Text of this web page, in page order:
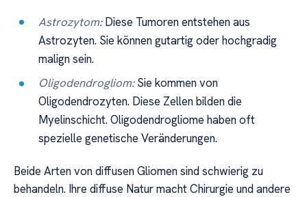
Astrozytom:Diese Tumoren entstehen aus
Astrozyten. Sie können gutartig oder hochgradig
malign sein.
Oligodendrogliom:Sie kommen von
Oligodendrozyten. Diese Zellen bilden die
Myelinschicht. Oligodendrogliome haben oft
spezielle genetische Veränderungen.
Beide Arten von diffusen Gliomen sind schwierig zu
behandeln. Ihre diffuse Natur macht Chirurgie und andere